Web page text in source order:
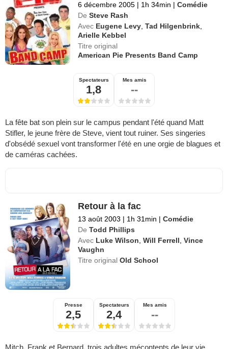
6 décembre 2005 | 1h 34min | Comédie
De Steve Rash
Avec Eugene Levy,Tad Hilgenbrink,
Arielle Kebbel
Titre original
American Pie Presents Band Camp
Spectateurs
1,8
Mes amis
--
La fête bat son plein sur le campus pendant l'été quand Matt
Stifler, le jeune frère de Steve, vient tout ruiner. Ses singeries
d'obsédé sexuel vont transformer l'été en une orgie de blagues et
de caméras cachées.
Retour à la fac
13 août 2003 | 1h 31min | Comédie
De Todd Phillips
Avec Luke Wilson,Will Ferrell,Vince
Vaughn
Titre originalOld School
Presse
2,5
Spectateurs
2,4
Mes amis
--